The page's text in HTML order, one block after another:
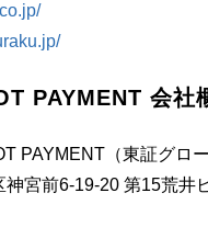
PAYMENT 会社
PAYMENT（東証グロ
神宮前6-19-20 第15荒井